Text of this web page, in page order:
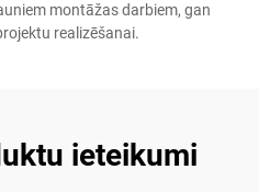
montāžas darbiem, gan
realizēšanai.
ieteikumi